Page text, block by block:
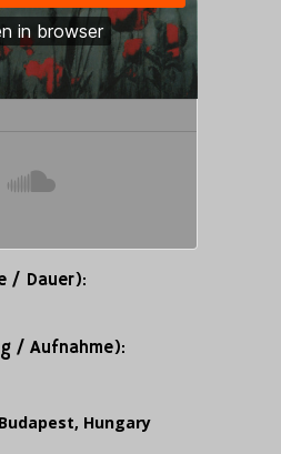
/ Dauer):
/ Aufnahme):
Hungary